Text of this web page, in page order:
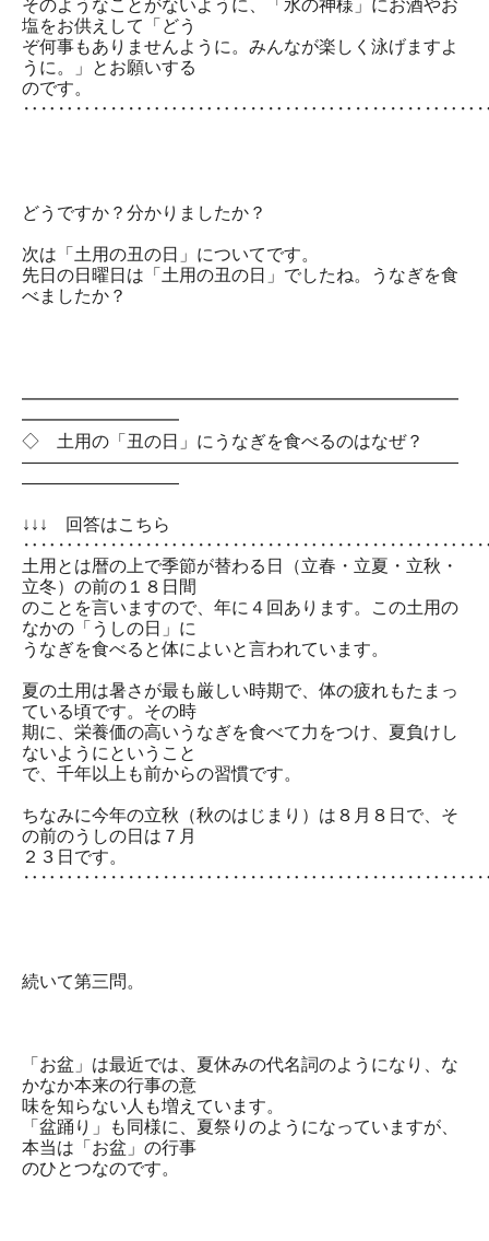
そのようなことがないように、「水の神様」にお酒やお
塩をお供えして「どう
ぞ何事もありませんように。みんなが楽しく泳げますよ
うに。」とお願いする
のです。
どうですか？分かりましたか？
次は「土用の丑の日」についてです。
先日の日曜日は「土用の丑の日」でしたね。うなぎを食
べましたか？
━━━━━━━━━━━━━━━━━━━━━━━━━
━━━━━━━━━
◇ 土用の「丑の日」にうなぎを食べるのはなぜ？
―――――――――――――――――――――――――
―――――――――
↓↓↓ 回答はこちら
土用とは暦の上で季節が替わる日（立春・立夏・立秋・
立冬）の前の１８日間
のことを言いますので、年に４回あります。この土用の
なかの「うしの日」に
うなぎを食べると体によいと言われています。
夏の土用は暑さが最も厳しい時期で、体の疲れもたまっ
ている頃です。その時
期に、栄養価の高いうなぎを食べて力をつけ、夏負けし
ないようにということ
で、千年以上も前からの習慣です。
ちなみに今年の立秋（秋のはじまり）は８月８日で、そ
の前のうしの日は７月
２３日です。
続いて第三問。
「お盆」は最近では、夏休みの代名詞のようになり、な
かなか本来の行事の意
味を知らない人も増えています。
「盆踊り」も同様に、夏祭りのようになっていますが、
本当は「お盆」の行事
のひとつなのです。